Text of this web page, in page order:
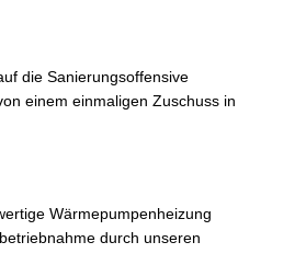
die Sanierungsoffensive
einem einmaligen Zuschuss in
Wärmepumpenheizung
durch unseren